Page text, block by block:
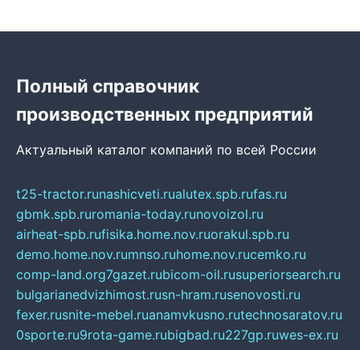
Полный справочник
производственных предприятий
Актуальный каталог компаний по всей России
t25-tractor.runashicveti.rualutex.spb.rufas.ru
gbmk.spb.ruromania-today.runovoizol.ru
airheat-spb.rufisika.home.nov.ruorakul.spb.ru
demo.home.nov.rumnso.ruhome.nov.rucemko.ru
comp-land.org7gazet.rubicom-oil.rusuperiorsearch.ru
bulgarianedvizhimost.rusn-hram.rusenovosti.ru
fexer.rusnite-mebel.ruanamvkusno.rutechnosaratov.ru
0sporte.ru9rota-game.rubigbad.ru227gp.ruwes-ex.ru